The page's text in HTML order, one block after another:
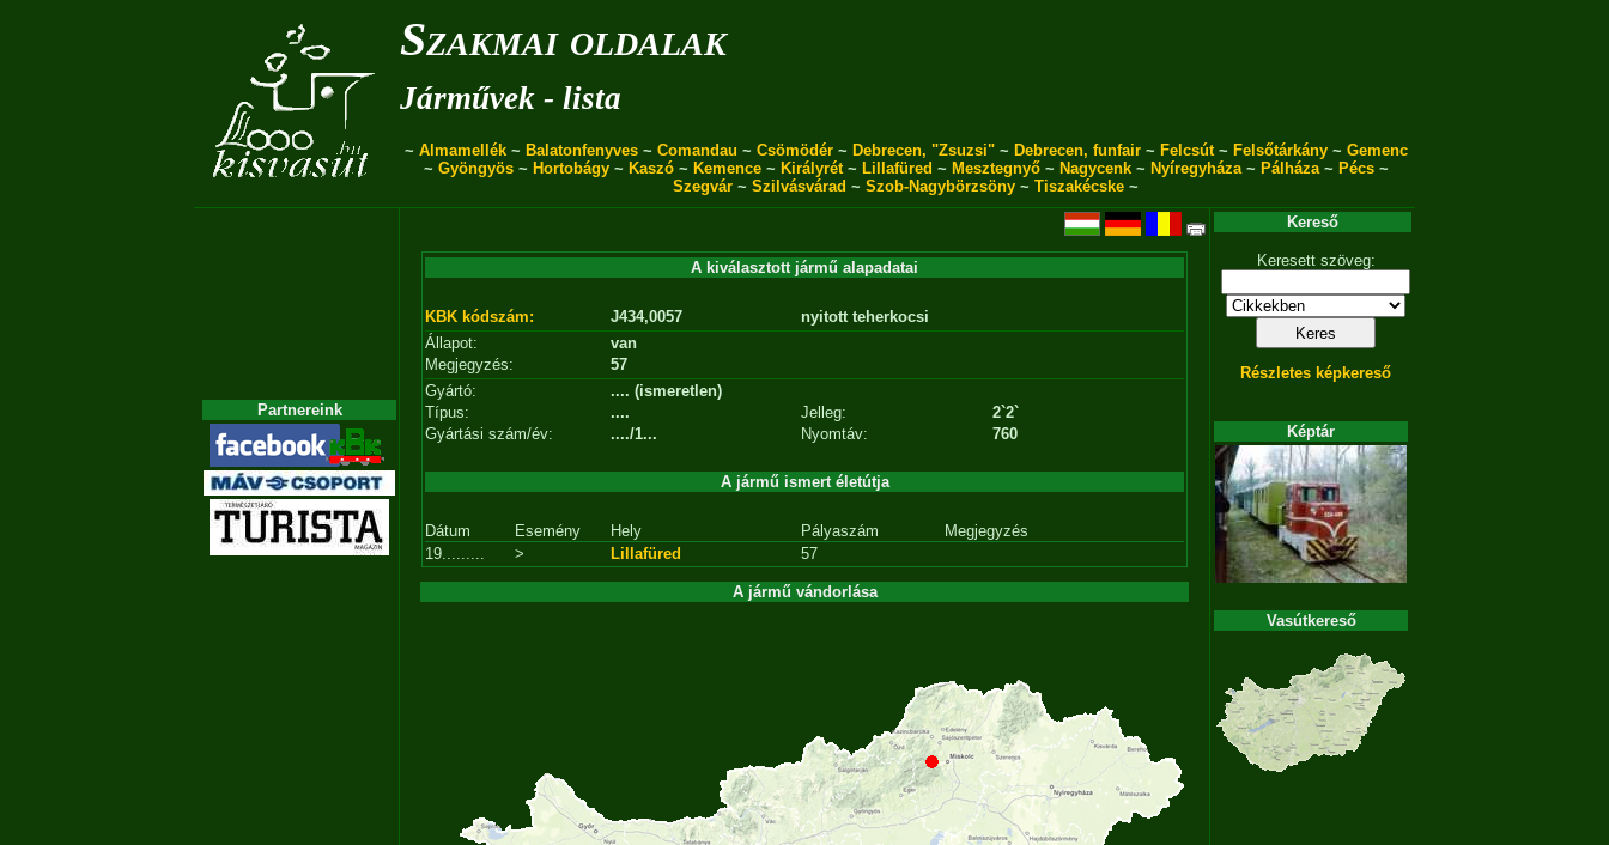
Szakmai oldalak
Járművek - lista
~ Almamellék~ Balatonfenyves~ Comandau ~ Csömödér~ Debrecen, "Zsuzsi"~ Debrecen, funfair~ Felcsút~ Felsőtárkány~ Gemenc
~ Gyöngyös~ Hortobágy~ Kaszó~ Kemence~ Királyrét~ Lillafüred ~ Mesztegnyő~ Nagycenk~ Nyíregyháza~ Pálháza~ Pécs~
Szegvár ~ Szilvásvárad ~ Szob-Nagybörzsöny ~ Tiszakécske ~
Partnereink
A kiválasztott jármű alapadatai
KBK kódszám: J434,0057
nyitott teherkocsi
Állapot:
van
Megjegyzés:
57
Gyártó:
.... (ismeretlen)
Típus:
.... Jelleg:
2`2`
Gyártási szám/év:
..../1... Nyomtáv: 760
A jármű ismert életútja
Dátum Esemény Hely Pályaszám
Megjegyzés
19.........
> Lillafüred 57
A jármű vándorlása
Kereső
Keresett szöveg:
Részletes képkereső
Képtár
Vasútkereső